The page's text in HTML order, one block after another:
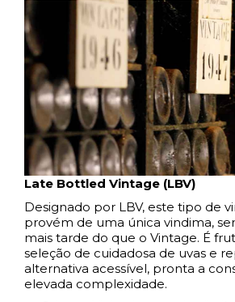
Late Bottled Vintage (LBV)
Designado por LBV, este tipo de
provém de uma única vindima,
mais tarde do que o Vintage. É
seleção de cuidadosa de uvas e
alternativa acessível, pronta a
elevada complexidade.